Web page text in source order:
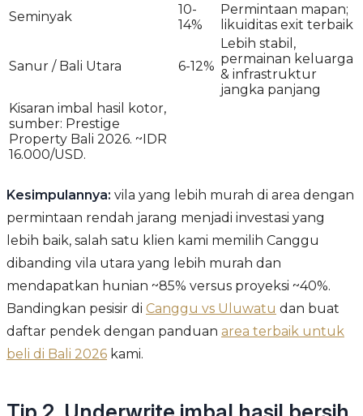
Seminyak
10-
14%
Permintaan mapan;
likuiditas exit terbaik
Sanur / Bali Utara 6-12%
Lebih stabil,
permainan keluarga
& infrastruktur
jangka panjang
Kisaran imbal hasil kotor,
sumber: Prestige
Property Bali 2026. ~IDR
16.000/USD.
Kesimpulannya: vila yang lebih murah di area dengan
permintaan rendah jarang menjadi investasi yang
lebih baik, salah satu klien kami memilih Canggu
dibanding vila utara yang lebih murah dan
mendapatkan hunian ~85% versus proyeksi ~40%.
Bandingkan pesisir di Canggu vs Uluwatu dan buat
daftar pendek dengan panduan area terbaik untuk
beli di Bali 2026 kami.